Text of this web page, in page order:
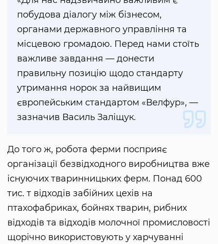
побудова діалогу між бізнесом,
органами державного управління та
місцевою громадою. Перед нами стоїть
важливе завдання — донести
правильну позицію щодо стандарту
утримання норок за найвищим
європейським стандартом «Велфур», —
зазначив Василь Заліщук.
До того ж, робота ферми посприяє
організації безвідходного виробництва вже
існуючих тваринницьких ферм. Понад 600
тис. т відходів забійних цехів на
птахофабриках, бойнях тварин, рибних
відходів та відходів молочної промисловості
щорічно використовують у харчуванні